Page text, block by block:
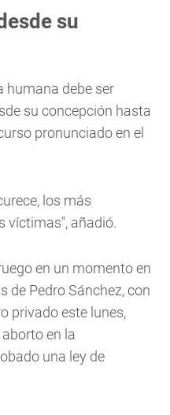
su
humana debe ser
su concepción hasta
pronunciado en el
los más
víctimas", añadió.
en un momento en
de Pedro Sánchez, con
privado este lunes,
en la
una ley de